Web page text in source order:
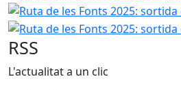
RSS
L'actualitat a un clic